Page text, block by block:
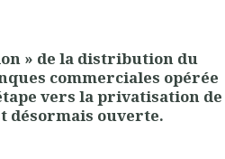
» de la distribution du
commerciales opérée
vers la privatisation de
désormais ouverte.